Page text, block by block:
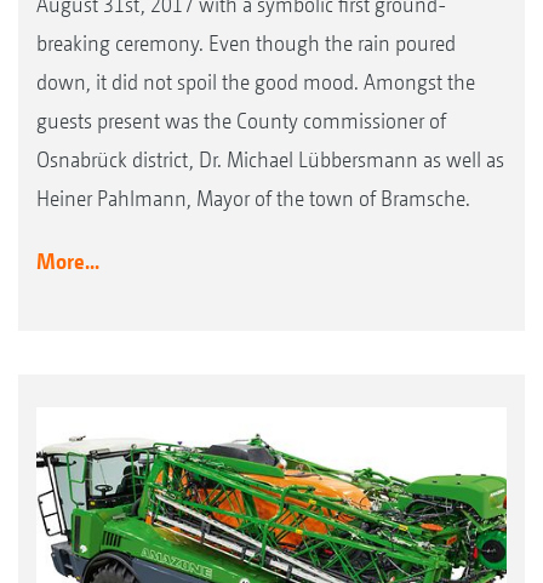
breaking ceremony. Even though the rain poured
down, it did not spoil the good mood. Amongst the
guests present was the County commissioner of
Osnabrück district, Dr. Michael Lübbersmann as well as
Heiner Pahlmann, Mayor of the town of Bramsche.
More...